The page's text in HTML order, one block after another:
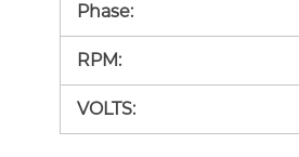
Phase:
RPM:
VOLTS: